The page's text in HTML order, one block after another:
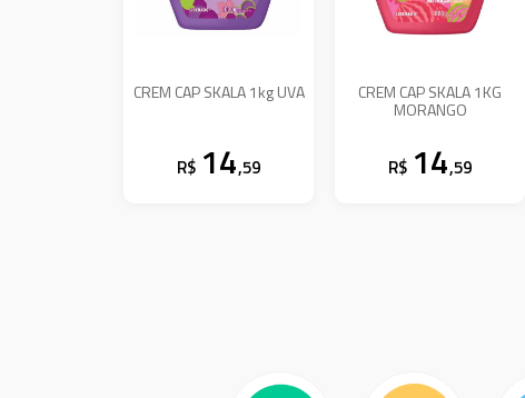
CREM CAP SKALA 1kg UVA
R$ 14,59
CREM CAP SKALA 1KG
MORANGO
R$ 14,59